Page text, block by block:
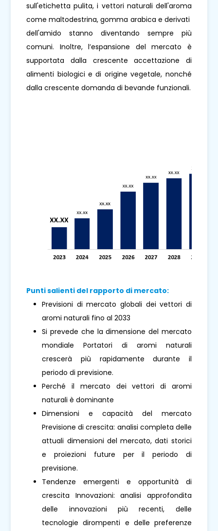
sull'etichetta pulita, i vettori naturali dell'aroma
come maltodestrina, gomma arabica e derivati ​​
dell'amido stanno diventando sempre più
comuni. Inoltre, l’espansione del mercato è
supportata dalla crescente accettazione di
alimenti biologici e di origine vegetale, nonché
dalla crescente domanda di bevande funzionali.
Punti salienti del rapporto di mercato:
Previsioni di mercato globali dei vettori di
aromi naturali fino al 2033
Si prevede che la dimensione del mercato
mondiale Portatori di aromi naturali
crescerà più rapidamente durante il
periodo di previsione.
Perché il mercato dei vettori di aromi
naturali è dominante
Dimensioni e capacità del mercato
Previsione di crescita: analisi completa delle
attuali dimensioni del mercato, dati storici
e proiezioni future per il periodo di
previsione.
Tendenze emergenti e opportunità di
crescita Innovazioni: analisi approfondita
delle innovazioni più recenti, delle
tecnologie dirompenti e delle preferenze